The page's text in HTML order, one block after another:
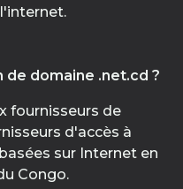
de domaine .net.cd ?
fournisseurs de
d'accès à
sur Internet en
Congo.